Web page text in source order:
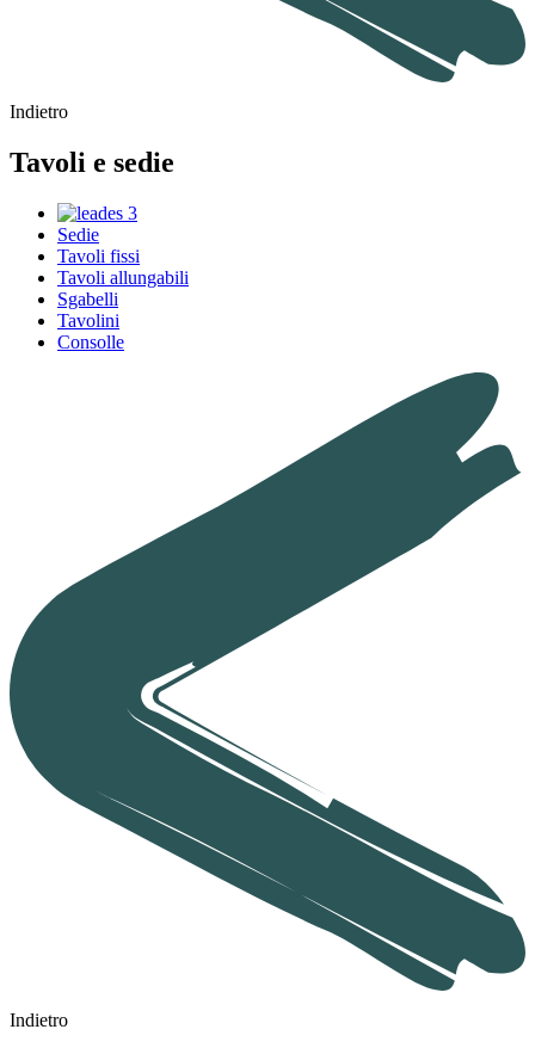
Indietro
Tavoli e sedie
Sedie
Tavoli fissi
Tavoli allungabili
Sgabelli
Tavolini
Consolle
Indietro